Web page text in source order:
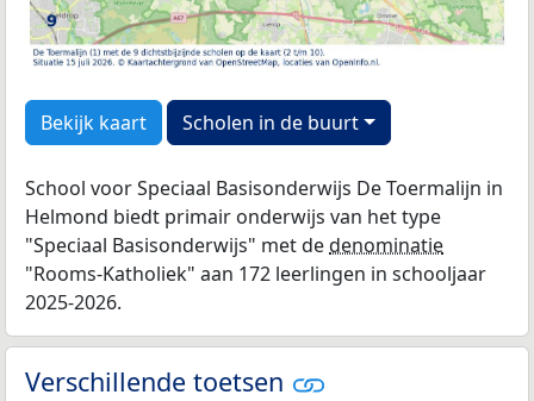
Bekijk kaart Scholen in de buurt
School voor Speciaal Basisonderwijs De Toermalijn in
Helmond biedt primair onderwijs van het type
"Speciaal Basisonderwijs" met dedenominatie
"Rooms-Katholiek" aan 172 leerlingen in schooljaar
2025-2026.
Verschillende toetsen